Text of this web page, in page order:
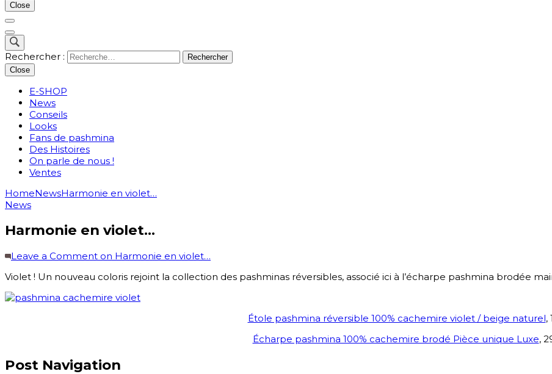
Close
Rechercher :
Close
E-SHOP
News
Conseils
Looks
Fans de pashmina
Des Histoires
On parle de nous !
Ventes
HomeNewsHarmonie en violet…
News
Harmonie en violet…
Leave a Comment on Harmonie en violet…
Violet ! Un nouveau coloris rejoint la collection des pashminas réversibles, associé ici à l’écharpe pashmina brodée
Étole pashmina réversible 100% cachemire violet / beige naturel,
Écharpe pashmina 100% cachemire brodé Pièce unique Luxe,
Post Navigation